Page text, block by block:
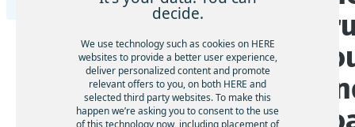
マップオブジェクトを管理する
マーカーを追加する
ジオシェイプを使用する
カスタムオーバーレイを表示する
マップイベントを処理する
地図をカスタマイズする
カスタムの地政学的見解を適用する
フレームワークと統合する
既知の問題
解決済みの問題
制限と回避策
Adding an Overlay to the Map
Animated markers
Calculate a location from a mouse click
decide.
We use technology such as cookies on HERE
websites to provide a better user experience,
deliver personalized content and promote
relevant offers to you, on both HERE and
selected third party websites. To make this
happen we’re asking you to consent to the use
of this technology now, including placement of